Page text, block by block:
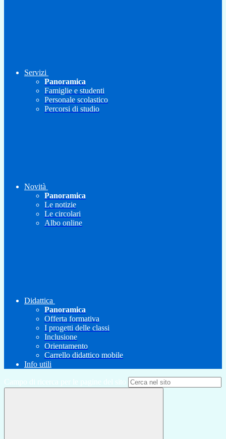
Servizi
Panoramica
Famiglie e studenti
Personale scolastico
Percorsi di studio
Novità
Panoramica
Le notizie
Le circolari
Albo online
Didattica
Panoramica
Offerta formativa
I progetti delle classi
Inclusione
Orientamento
Carrello didattico mobile
Info utili
Campo di ricerca per le pagine del sito